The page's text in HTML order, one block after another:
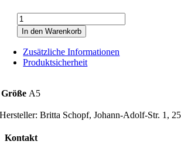
Vase
aus
TETRA-
Pack
Menge
In den Warenkorb
Zusätzliche Informationen
Produktsicherheit
Größe A5
Hersteller:Britta Schopf, Johann-Adolf-Str. 1,
Kontakt